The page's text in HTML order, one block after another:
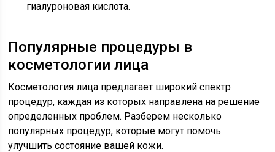
гиалуроновая кислота.
Популярные процедуры в
косметологии лица
Косметология лица предлагает широкий спектр
процедур, каждая из которых направлена на решение
определенных проблем. Разберем несколько
популярных процедур, которые могут помочь
улучшить состояние вашей кожи.